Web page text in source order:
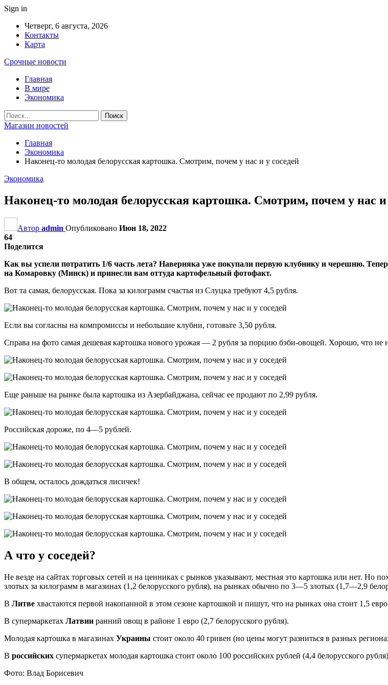
Sign in
Четверг, 6 августа, 2026
Контакты
Карта
Срочные новости
Главная
В мире
Экономика
Магазин новостей
Главная
Экономика
Наконец-то молодая белорусская картошка. Смотрим, почем у нас и у соседей
Экономика
Наконец-то молодая белорусская картошка. Смотрим, почем у нас и
Автор admin Опубликовано Июн 18, 2022
64
Поделится
Как вы успели потратить 1/6 часть лета? Наверняка уже покупали первую клубнику и черешню.
на Комаровку (Минск) и принесли вам оттуда картофельный фотофакт.
Вот та самая, белорусская. Пока за килограмм счастья из Слуцка требуют 4,5 рубля.
Если вы согласны на компромиссы и небольшие клубни, готовьте 3,50 рубля.
Справа на фото самая дешевая картошка нового урожая — 2 рубля за порцию бэби-овощей. Хорошо, что не
Еще раньше на рынке была картошка из Азербайджана, сейчас ее продают по 2,99 рубля.
Российская дороже, по 4—5 рублей.
В общем, осталось дождаться лисичек!
А что у соседей?
Не везде на сайтах торговых сетей и на ценниках с рынков указывают, местная это картошка или нет. Но
злотых за килограмм в магазинах (1,2 белорусского рубля), на рынках обычно по 3—5 злотых (1,7—2,9
В Литве хвастаются первой накопанной в этом сезоне картошкой и пишут, что на рынках она стоит 1,5
В супермаркетах Латвии ранний овощ в районе 1 евро (2,7 белорусского рубля).
Молодая картошка в магазинах Украины стоит около 40 гривен (но цены могут разниться в разных
В российских супермаркетах молодая картошка стоит около 100 российских рублей (4,4 белорусского
Фото: Влад Борисевич